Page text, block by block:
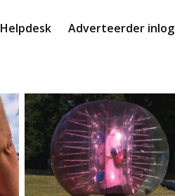
Helpdesk Adverteerder inlog